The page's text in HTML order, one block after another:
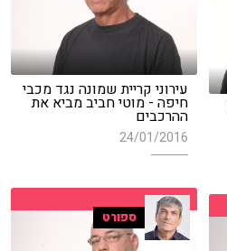
עירוני קריית שמונה נגד מכבי
חיפה - מוטי חביב מביא את
ההרכבים
24/01/2016
ספורט